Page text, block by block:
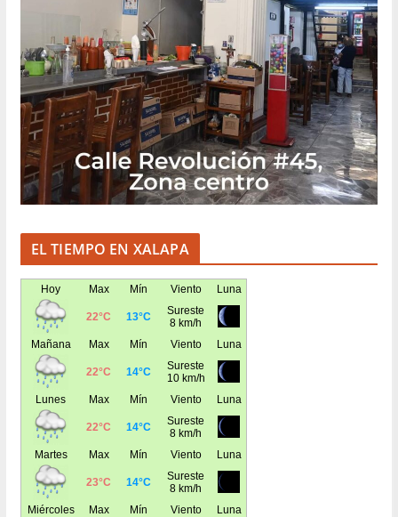
EL TIEMPO EN XALAPA